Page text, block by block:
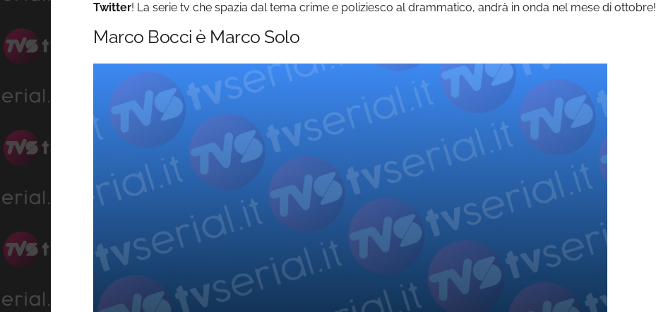
Twitter! La serie tv che spazia dal tema crime e poliziesco al drammatico, andrà in onda nel mese di ottobre!
Marco Bocci è Marco Solo